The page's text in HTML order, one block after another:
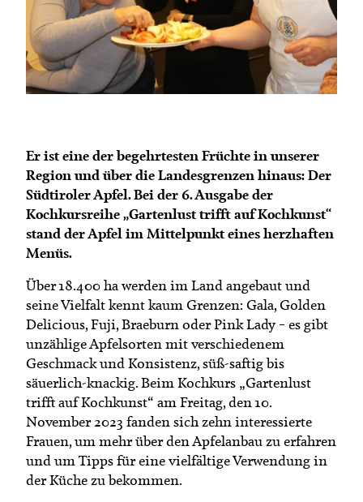
Mitgliedschaft
Landessekretariat
Bäuerliche Buffets
Hofgeschichten
Er ist eine der begehrtesten Früchte in unserer
Region und über die Landesgrenzen hinaus: Der
Südtiroler Apfel. Bei der 6. Ausgabe der
Kochkursreihe „Gartenlust trifft auf Kochkunst“
stand der Apfel im Mittelpunkt eines herzhaften
Menüs.
Über 18.400 ha werden im Land angebaut und
seine Vielfalt kennt kaum Grenzen: Gala, Golden
Delicious, Fuji, Braeburn oder Pink Lady – es gibt
unzählige Apfelsorten mit verschiedenem
Geschmack und Konsistenz, süß-saftig bis
säuerlich-knackig. Beim Kochkurs „Gartenlust
trifft auf Kochkunst“ am Freitag, den 10.
November 2023 fanden sich zehn interessierte
Frauen, um mehr über den Apfelanbau zu erfahren
und um Tipps für eine vielfältige Verwendung in
der Küche zu bekommen.